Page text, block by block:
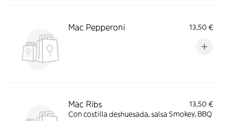
Mac Pepperoni 13,50 €
Mac Ribs
13,50 €
Con costilla deshuesada, salsa Smokey, BBQ